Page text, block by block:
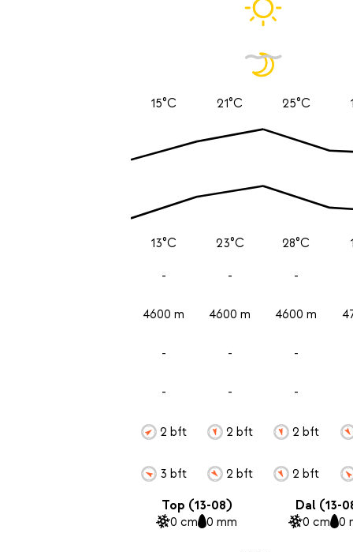
15°C
13°C
-
4600 m
-
-
2 bft
3 bft
21°C
23°C
-
4600 m
-
-
2 bft
2 bft
25°C
28°C
-
4600 m
-
-
2 bft
2 bft
Top (13-08)
0 cm 0 mm
Dal (13-
0 cm 0